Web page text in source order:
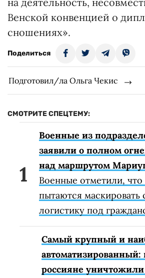
Венской конвенцией о
сношениях».
Поделиться
Подготовил/ла Ольга Чекис
СМОТРИТЕ СПЕЦТЕМУ:
Военные из
заявили о полном
над маршрутом
Военные отметили, что
пытаются
логистику под
Самый крупный и
автоматизированный:
россияне